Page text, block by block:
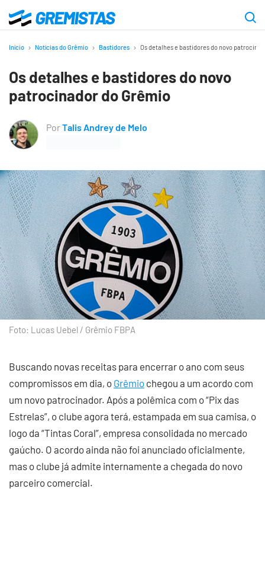
para
principal
Gremistas
Início Notícias do Grêmio Bastidores Os detalhes e bastidores do novo
Os detalhes e bastidores do novo
patrocinador do Grêmio
PorTalis Andrey de Melo
Foto: Lucas Uebel / Grêmio FBPA
Buscando novas receitas para encerrar o ano com seus
compromissos em dia, o Grêmio chegou a um acordo com
um novo patrocinador. Após a polêmica com o “Pix das
Estrelas”, o clube agora terá, estampada em sua camisa, o
logo da “Tintas Coral”, empresa consolidada no mercado
gaúcho. O acordo ainda não foi anunciado oficialmente,
mas o clube já admite internamente a chegada do novo
parceiro comercial.